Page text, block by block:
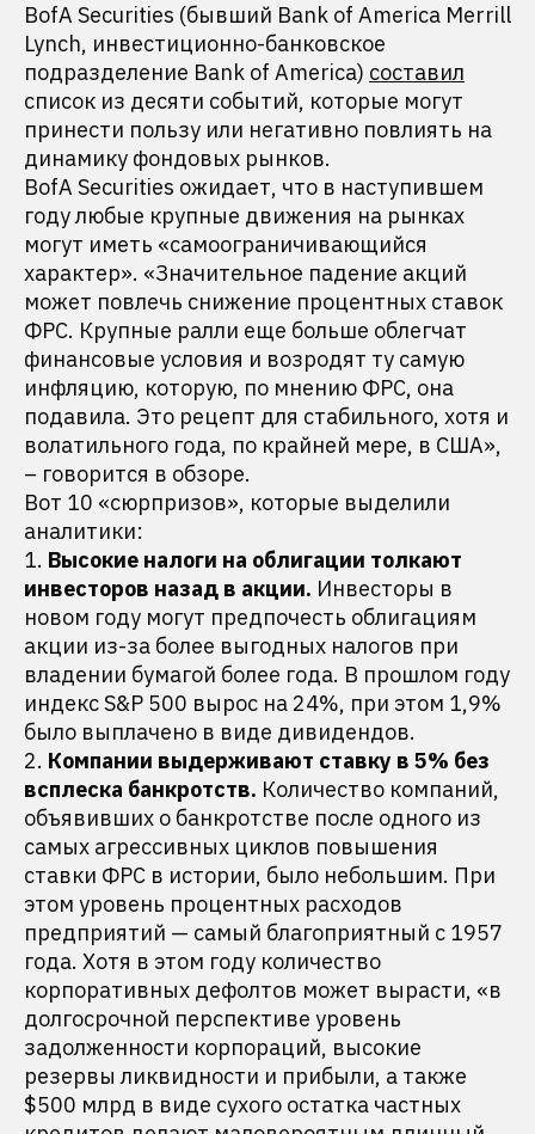
BofA Securities (бывший Bank of America Merrill
Lynch, инвестиционно-банковское
подразделение Bank of America) составил
список из десяти событий, которые могут
принести пользу или негативно повлиять на
динамику фондовых рынков.
BofA Securities ожидает, что в наступившем
году любые крупные движения на рынках
могут иметь «самоограничивающийся
характер». «Значительное падение акций
может повлечь снижение процентных ставок
ФРС. Крупные ралли еще больше облегчат
финансовые условия и возродят ту самую
инфляцию, которую, по мнению ФРС, она
подавила. Это рецепт для стабильного, хотя и
волатильного года, по крайней мере, в США»,
– говорится в обзоре.
Вот 10 «сюрпризов», которые выделили
аналитики:
1. Высокие налоги на облигации толкают
инвесторов назад в акции. Инвесторы в
новом году могут предпочесть облигациям
акции из-за более выгодных налогов при
владении бумагой более года. В прошлом году
индекс S&P 500 вырос на 24%, при этом 1,9%
было выплачено в виде дивидендов.
2. Компании выдерживают ставку в 5% без
всплеска банкротств. Количество компаний,
объявивших о банкротстве после одного из
самых агрессивных циклов повышения
ставки ФРС в истории, было небольшим. При
этом уровень процентных расходов
предприятий — самый благоприятный с 1957
года. Хотя в этом году количество
корпоративных дефолтов может вырасти, «в
долгосрочной перспективе уровень
задолженности корпораций, высокие
резервы ликвидности и прибыли, а также
$500 млрд в виде сухого остатка частных